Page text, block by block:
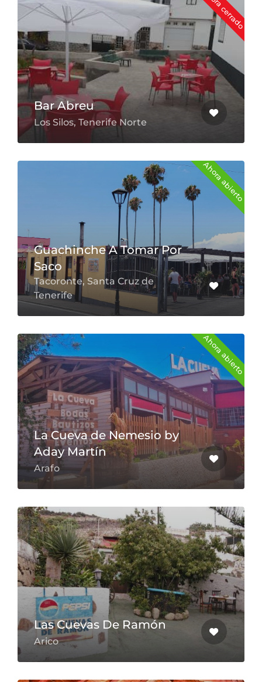
Bar Abreu
Los Silos, Tenerife Norte
Ahora abierto
Guachinche A Tomar Por
Saco
Tacoronte, Santa Cruz de
Tenerife
Ahora abierto
La Cueva de Nemesio by
Aday Martín
Arafo
Las Cuevas De Ramón
Arico